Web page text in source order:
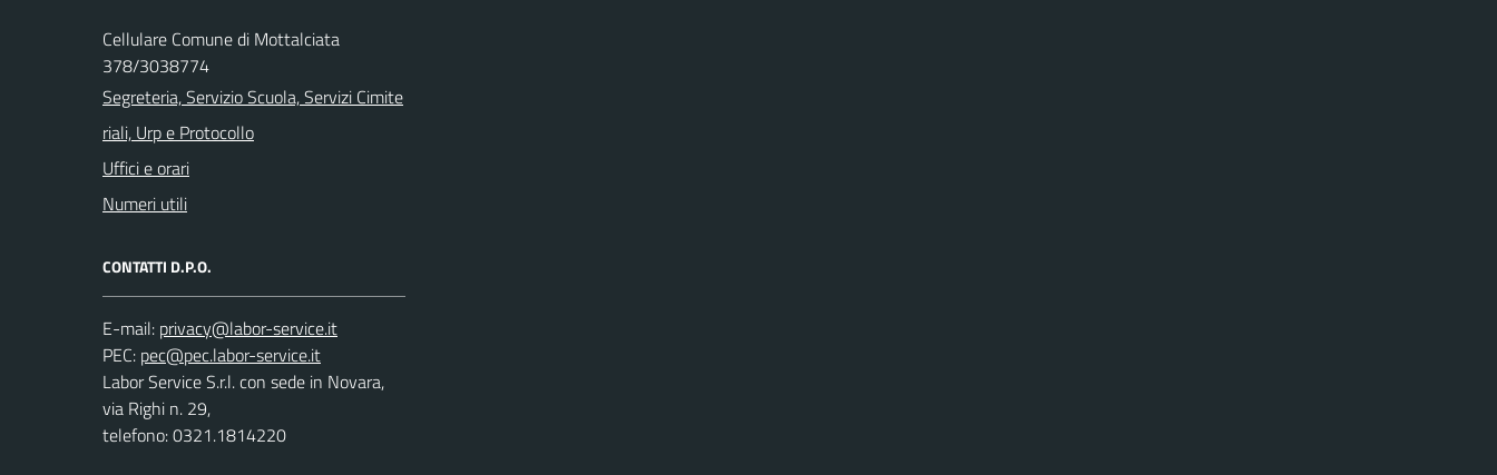
Cellulare Comune di Mottalciata
378/3038774
Segreteria, Servizio Scuola, Servizi Cimite
riali, Urp e Protocollo
Uffici e orari
Numeri utili
CONTATTI D.P.O.
E-mail:
PEC:
Labor Service S.r.l. con sede in Novara,
via Righi n. 29,
telefono: 0321.1814220